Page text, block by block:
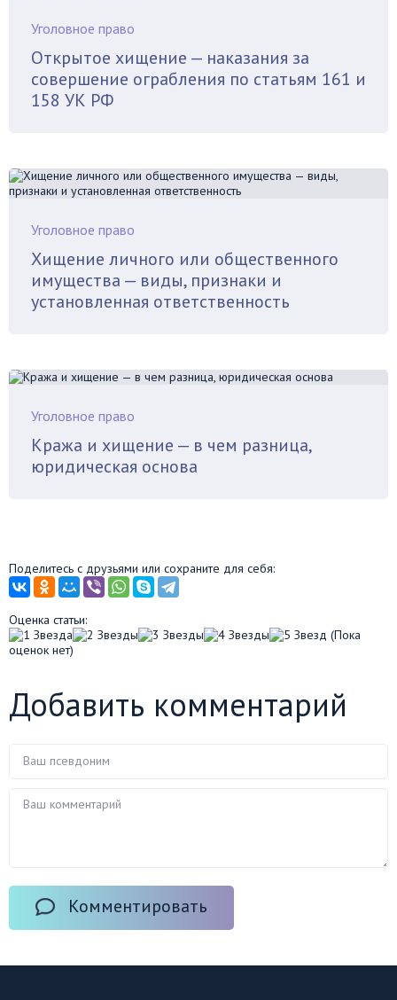
Уголовное право
Открытое хищение — наказания за
совершение ограбления по статьям 161 и
158 УК РФ
Уголовное право
Хищение личного или общественного
имущества — виды, признаки и
установленная ответственность
Уголовное право
Кража и хищение — в чем разница,
юридическая основа
Поделитесь с друзьями или сохраните для себя:
Оценка статьи:
(Пока
оценок нет)
Добавить комментарий
Комментировать